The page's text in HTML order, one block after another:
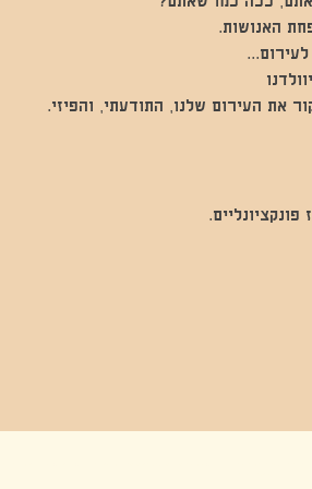
האנושות.
את העירום שלנו, התודעתי, והפיזי.